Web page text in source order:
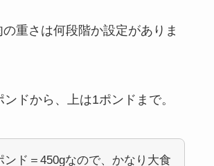
重さは何段階か設定がありま
ドから、上は1ポンドまで。
ンド＝450gなので、かなり大食